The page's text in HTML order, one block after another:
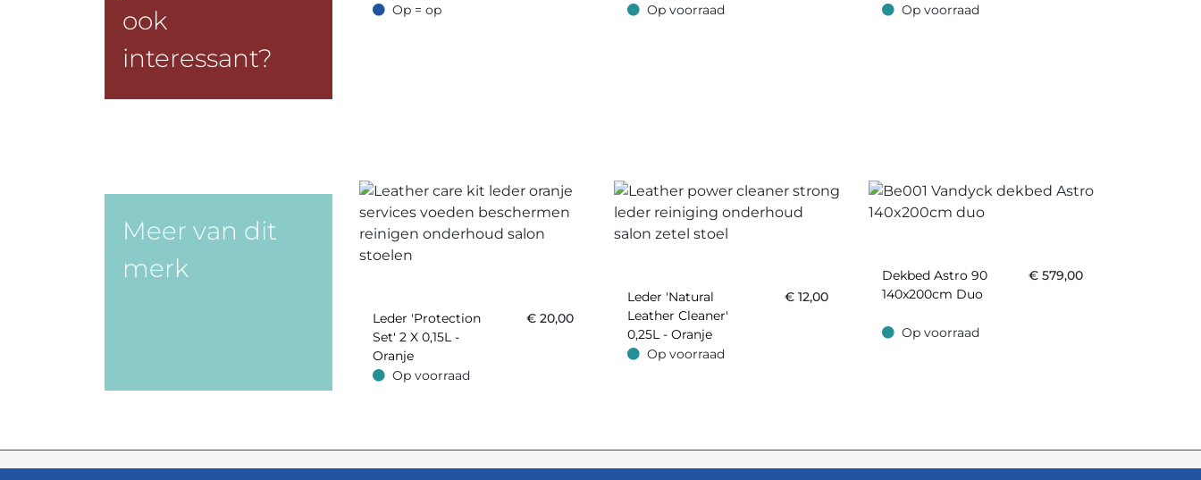
ook
interessant?
Op = op
Op = op Op voorraad
Op voorraad Op voorraad
Op voorraad
Meer van dit
merk
Leder 'Protection
Set' 2 X 0,15L -
Oranje
€ 20,00
Op voorraad
Op voorraad
Leder 'Natural
Leather Cleaner'
0,25L - Oranje
€ 12,00
Op voorraad
Op voorraad
Dekbed Astro 90
140x200cm Duo
€ 579,00
Op voorraad
Op voorraad